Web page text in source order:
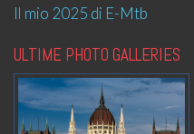
Il mio 2025 di E-Mtb
ULTIME PHOTO GALLERIES